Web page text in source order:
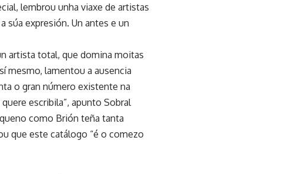
lembrou unha viaxe de artistas
súa expresión. Un antes e un
artista total, que domina moitas
mesmo, lamentou a ausencia
o gran número existente na
escribila”, apunto Sobral
como Brión teña tanta
que este catálogo “é o comezo